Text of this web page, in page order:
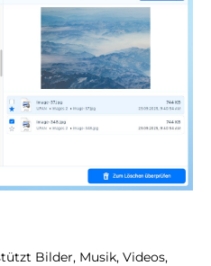
Bilder, Musik, Videos,